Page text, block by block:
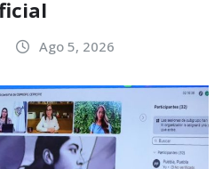
Ago 5, 2026